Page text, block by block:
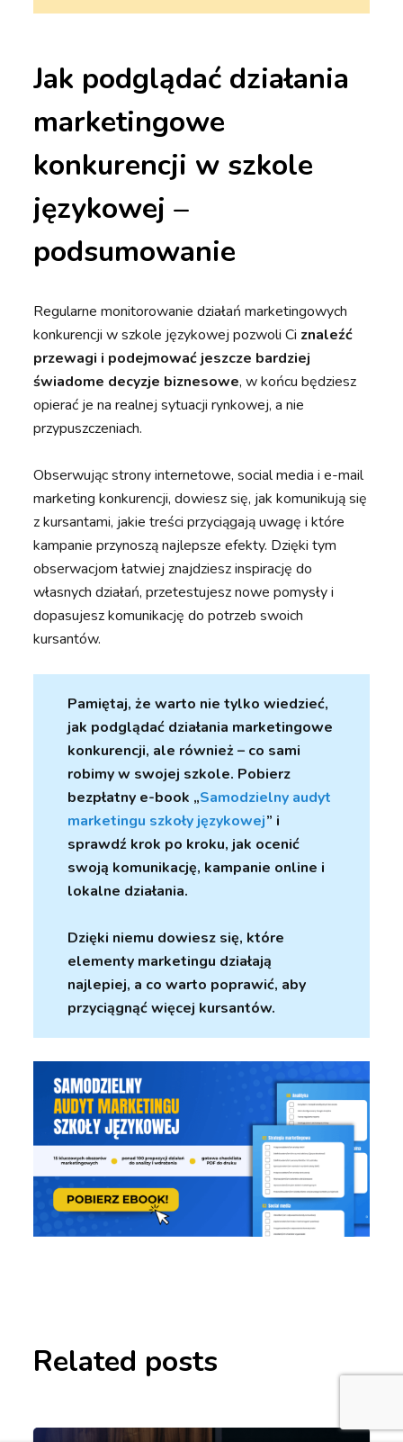
Jak podglądać działania
marketingowe
konkurencji w szkole
językowej –
podsumowanie
Regularne monitorowanie działań marketingowych
konkurencji w szkole językowej pozwoli Ci znaleźć
przewagi i podejmować jeszcze bardziej
świadome decyzje biznesowe, w końcu będziesz
opierać je na realnej sytuacji rynkowej, a nie
przypuszczeniach.
Obserwując strony internetowe, social media i e-mail
marketing konkurencji, dowiesz się, jak komunikują się
z kursantami, jakie treści przyciągają uwagę i które
kampanie przynoszą najlepsze efekty. Dzięki tym
obserwacjom łatwiej znajdziesz inspirację do
własnych działań, przetestujesz nowe pomysły i
dopasujesz komunikację do potrzeb swoich
kursantów.
Pamiętaj, że warto nie tylko wiedzieć,
jak podglądać działania marketingowe
konkurencji, ale również – co sami
robimy w swojej szkole. Pobierz
bezpłatny e-book „Samodzielny audyt
marketingu szkoły językowej” i
sprawdź krok po kroku, jak ocenić
swoją komunikację, kampanie online i
lokalne działania.
Dzięki niemu dowiesz się, które
elementy marketingu działają
najlepiej, a co warto poprawić, aby
przyciągnąć więcej kursantów.
Related posts